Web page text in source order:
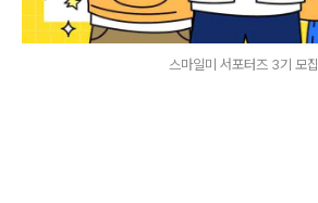
스마일미 서포터즈 3기 모집